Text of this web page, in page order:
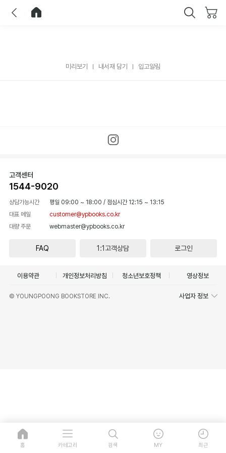
미리보기 내서재 담기 입고알림
고객센터
1544-9020
상담가능시간 평일 09:00 ~ 18:00 / 점심시간 12:15 ~ 13:15
대표 메일
customer@ypbooks.co.kr
대량 주문
webmaster@ypbooks.co.kr
FAQ 1:1고객상담 로그인
이용약관 개인정보처리방침 청소년보호정책 영상정보
© YOUNGPOONG BOOKSTORE INC. 사업자 정보
홈 카테고리 검색 MY 최근